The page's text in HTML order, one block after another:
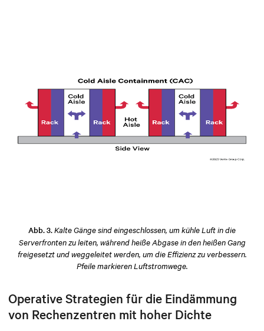
Abb. 3.Kalte Gänge sind eingeschlossen, um kühle Luft in die
Serverfronten zu leiten, während heiße Abgase in den heißen Gang
freigesetzt und weggeleitet werden, um die Effizienz zu verbessern.
Pfeile markieren Luftstromwege.
Operative Strategien für die Eindämmung
von Rechenzentren mit hoher Dichte